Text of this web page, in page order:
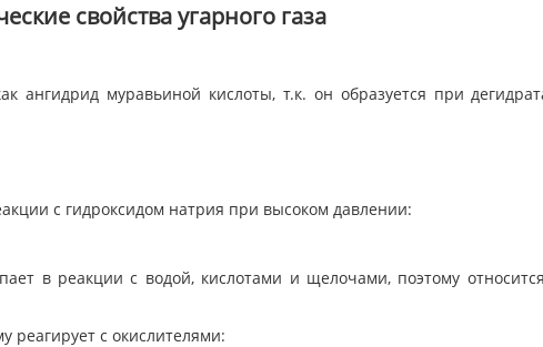
свойства угарного газа
ангидрид муравьиной кислоты, т.к. он образуется при
с гидроксидом натрия при высоком давлении:
в реакции с водой, кислотами и щелочами, поэтому
реагирует с окислителями: